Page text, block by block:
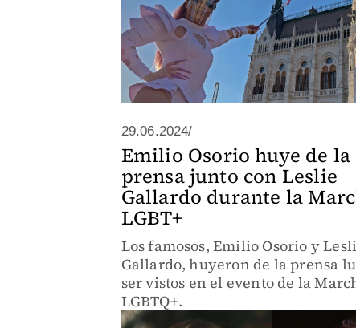
29.06.2024/
Emilio Osorio huye de la
prensa junto con Leslie
Gallardo durante la
LGBT+
Los famosos, Emilio Osorio y
Gallardo, huyeron de la prensa
ser vistos en el evento de la
LGBTQ+.